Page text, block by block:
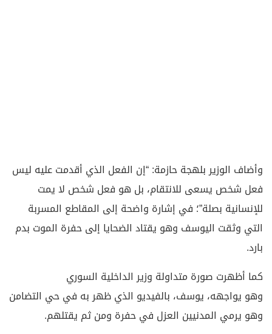
وأضاف الوزير بلهجة حازمة: “إن الفعل الذي أقدمت عليه ليس
فعل شخص يسعى للانتقام، بل هو فعل شخص لا يمت
للإنسانية بصلة”؛ في إشارة واضحة إلى المقاطع المسربة
التي وثقت اليوسف وهو يقتاد الضحايا إلى حفرة الموت بدم
بارد.
كما أظهرت صورة متداولة وزير الداخلية السوري
وهو يواجهه، يوسف، بالفيديو الذي ظهر به في حي التضامن
وهو يرمي المدنيين العزل في حفرة ومن ثم يقتلهم.